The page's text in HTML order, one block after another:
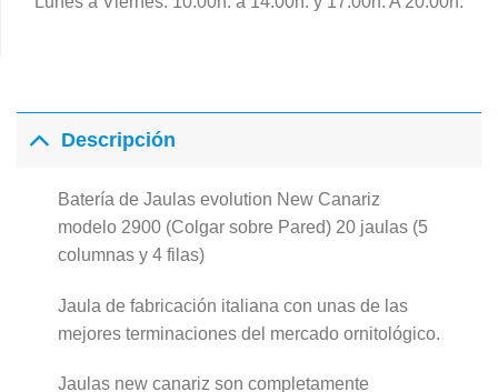
Descripción
Batería de Jaulas evolution New Canariz
modelo 2900 (Colgar sobre Pared) 20 jaulas (5
columnas y 4 filas)
Jaula de fabricación italiana con unas de las
mejores terminaciones del mercado ornitológico.
Jaulas new canariz son completamente